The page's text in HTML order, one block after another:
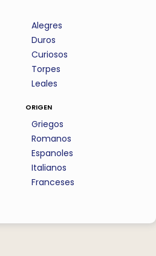
Alegres
Duros
Curiosos
Torpes
Leales
origen
Griegos
Romanos
Espanoles
Italianos
Franceses